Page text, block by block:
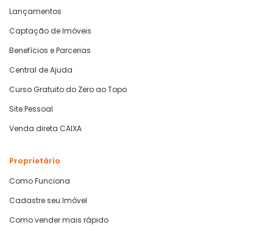
Lançamentos
Captação de Imóveis
Benefícios e Parcerias
Central de Ajuda
Curso Gratuito do Zero ao Topo
Site Pessoal
Venda direta CAIXA
Proprietário
Como Funciona
Cadastre seu Imóvel
Como vender mais rápido